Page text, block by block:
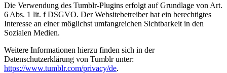
Die Verwendung des Tumblr-Plugins erfolgt auf Grundlage von Art.
6 Abs. 1 lit. f DSGVO. Der Websitebetreiber hat ein berechtigtes
Interesse an einer möglichst umfangreichen Sichtbarkeit in den
Sozialen Medien.
Weitere Informationen hierzu finden sich in der
Datenschutzerklärung von Tumblr unter:
https://www.tumblr.com/privacy/de.